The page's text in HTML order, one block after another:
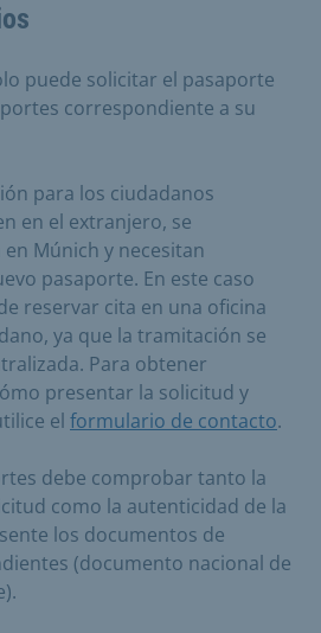
puede solicitar el pasaporte
correspondiente a su
para los ciudadanos
en el extranjero, se
Múnich y necesitan
pasaporte. En este caso
reservar cita en una oficina
ya que la tramitación se
Para obtener
presentar la solicitud y
el formulario de contacto.
debe comprobar tanto la
como la autenticidad de la
los documentos de
(documento nacional de